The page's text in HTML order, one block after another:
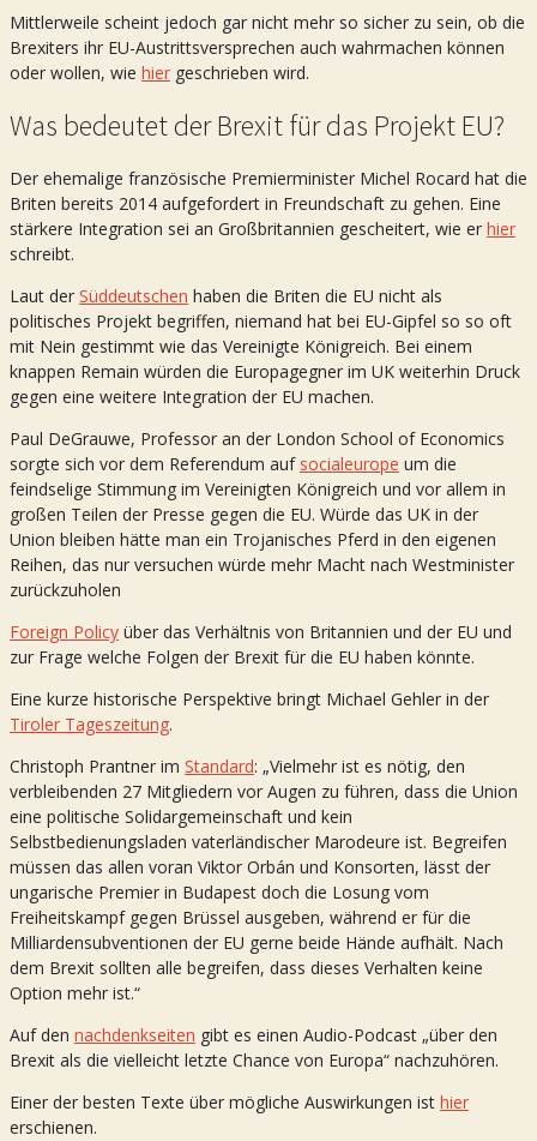
Mittlerweile scheint jedoch gar nicht mehr so sicher zu sein, ob die
Brexiters ihr EU-Austrittsversprechen auch wahrmachen können
oder wollen, wie hier geschrieben wird.
Was bedeutet der Brexit für das Projekt EU?
Der ehemalige französische Premierminister Michel Rocard hat die
Briten bereits 2014 aufgefordert in Freundschaft zu gehen. Eine
stärkere Integration sei an Großbritannien gescheitert, wie er hier
schreibt.
Laut der Süddeutschen haben die Briten die EU nicht als
politisches Projekt begriffen, niemand hat bei EU-Gipfel so so oft
mit Nein gestimmt wie das Vereinigte Königreich. Bei einem
knappen Remain würden die Europagegner im UK weiterhin Druck
gegen eine weitere Integration der EU machen.
Paul DeGrauwe, Professor an der London School of Economics
sorgte sich vor dem Referendum auf socialeurope um die
feindselige Stimmung im Vereinigten Königreich und vor allem in
großen Teilen der Presse gegen die EU. Würde das UK in der
Union bleiben hätte man ein Trojanisches Pferd in den eigenen
Reihen, das nur versuchen würde mehr Macht nach Westminister
zurückzuholen
Foreign Policy über das Verhältnis von Britannien und der EU und
zur Frage welche Folgen der Brexit für die EU haben könnte.
Eine kurze historische Perspektive bringt Michael Gehler in der
Tiroler Tageszeitung.
Christoph Prantner im Standard: „Vielmehr ist es nötig, den
verbleibenden 27 Mitgliedern vor Augen zu führen, dass die Union
eine politische Solidargemeinschaft und kein
Selbstbedienungsladen vaterländischer Marodeure ist. Begreifen
müssen das allen voran Viktor Orbán und Konsorten, lässt der
ungarische Premier in Budapest doch die Losung vom
Freiheitskampf gegen Brüssel ausgeben, während er für die
Milliardensubventionen der EU gerne beide Hände aufhält. Nach
dem Brexit sollten alle begreifen, dass dieses Verhalten keine
Option mehr ist.“
Auf den nachdenkseiten gibt es einen Audio-Podcast „über den
Brexit als die vielleicht letzte Chance von Europa“ nachzuhören.
Einer der besten Texte über mögliche Auswirkungen ist hier
erschienen.